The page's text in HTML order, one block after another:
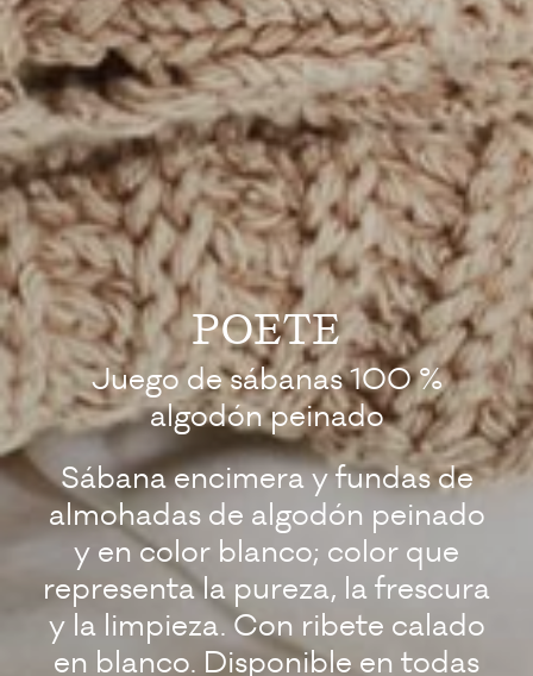
POETE
Juego de sábanas 100 %
algodón peinado
Sábana encimera y fundas de
almohadas de algodón peinado
y en color blanco; color que
representa la pureza, la frescura
y la limpieza. Con ribete calado
en blanco. Disponible en todas